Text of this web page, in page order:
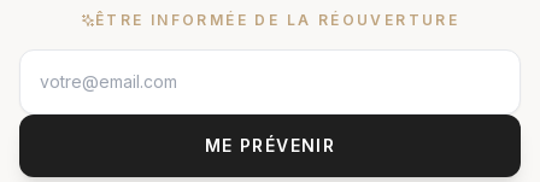
ÊTRE INFORMÉE DE LA RÉOUVERTURE
ME PRÉVENIR